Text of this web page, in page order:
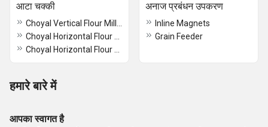
आटा चक्की अनाज प्रबंधन उपकरण
Inline Magnets
Grain Feeder
हमारे बारे में
आपका स्वागत है